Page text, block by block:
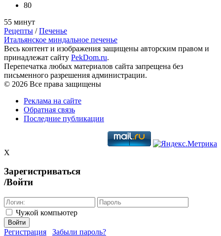
80
55 минут
Рецепты /Печенье
Итальянское миндальное печенье
Весь контент и изображения защищены авторским правом и
принадлежат сайту PekDom.ru.
Перепечатка любых материалов сайта запрещена без
письменного разрешения администрации.
© 2026 Все права защищены
Реклама на сайте
Обратная связь
Последние публикации
X
Зарегистриваться
/Войти
Чужой компьютер
Войти
Регистрация Забыли пароль?